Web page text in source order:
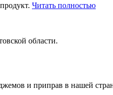
Читать полностью
области.
и приправ в нашей